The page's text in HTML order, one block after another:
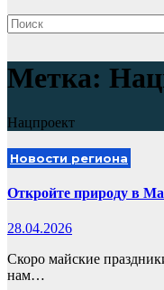
Метка:
Нацпроект
Новости региона
Откройте природу в
28.04.2026
Скоро майские
нам…